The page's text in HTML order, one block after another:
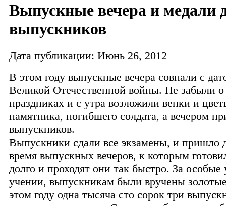
Выпускные вечера и медали
выпускников
Дата публикации: Июнь 26, 2012
В этом году выпускные вечера совпали с
Великой Отечественной войны. Не забыли о
праздниках и с утра возложили венки и
памятника, погибшего солдата, а вечером
выпускников.
Выпускники сдали все экзамены, и пришло
время выпускных вечеров, к которым
долго и проходят они так быстро. За особые
учении, выпускникам были вручены
этом году одна тысяча сто сорок три